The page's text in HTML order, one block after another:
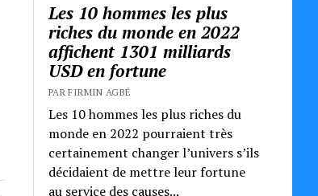
Les 10 hommes les plus
riches du monde en 2022
affichent 1301 milliards
USD en fortune
PAR FIRMIN AGBÉ
Les 10 hommes les plus riches du
monde en 2022 pourraient très
certainement changer l’univers s’ils
décidaient de mettre leur fortune
au service des causes...